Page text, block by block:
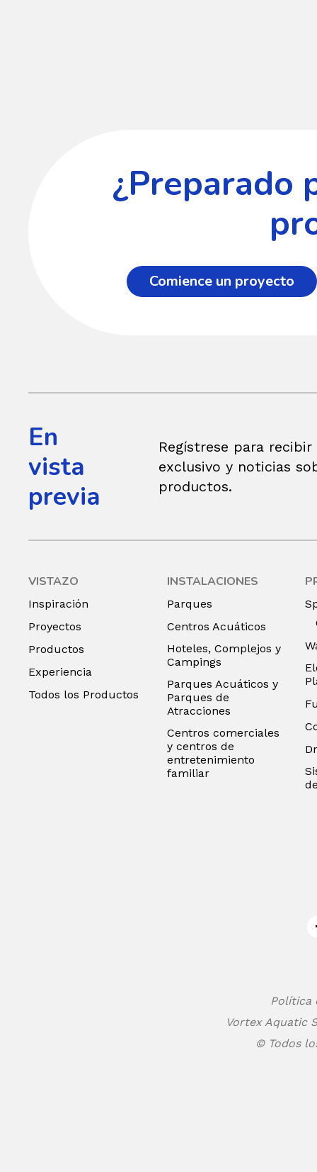
¿Preparado
Comience un proyecto
En
vista
previa
Regístrese para
exclusivo y noticias
productos.
VISTAZO
Inspiración
Proyectos
Productos
Experiencia
Todos los Productos
INSTALACIONES
Parques
Centros Acuáticos
Hoteles, Complejos y
Campings
Parques Acuáticos y
Parques de
Atracciones
Centros comerciales
y centros de
entretenimiento
familiar
Política
Vortex Aquatic
© Todos